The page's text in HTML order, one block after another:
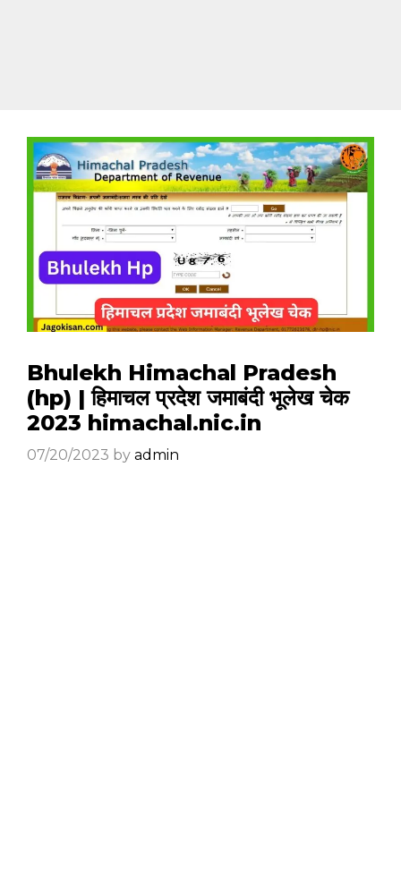
Bhulekh Himachal Pradesh
(hp) | हिमाचल प्रदेश जमाबंदी भूलेख चेक
2023 himachal.nic.in
07/20/2023 by admin